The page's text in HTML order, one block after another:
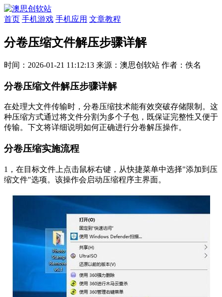
首页 手机游戏 手机应用 文章教程
分卷压缩文件解压步骤详解
时间：2026-01-21 11:12:13 来源：澳思创软站 作者：佚名
分卷压缩文件解压步骤详解
在处理大文件传输时，分卷压缩技术能有效突破存储限制。这
种压缩方式通过将文件分割为多个子包，既保证完整性又便于
传输。下文将详细说明如何正确进行分卷解压操作。
分卷压缩实施流程
1，在目标文件上点击鼠标右键，从快捷菜单中选择"添加到压
缩文件"选项。该操作会启动压缩程序主界面。